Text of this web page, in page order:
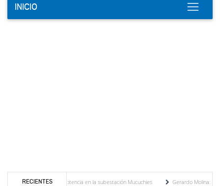
INICIO
RECIENTESde potencia en la subestación Mucuchies
Gerardo Molina: “El